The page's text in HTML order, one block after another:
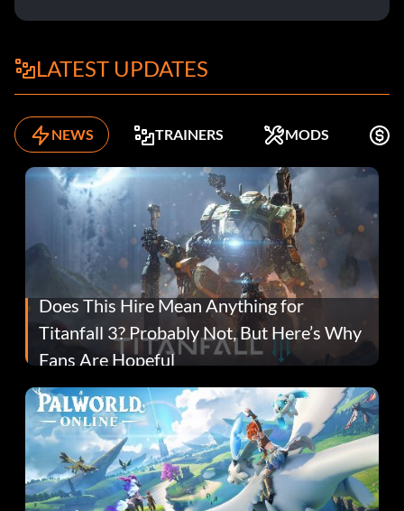
LATEST UPDATES
NEWS TRAINERS MODS
Does This Hire Mean Anything for
Titanfall 3? Probably Not, But Here’s Why
Fans Are Hopeful